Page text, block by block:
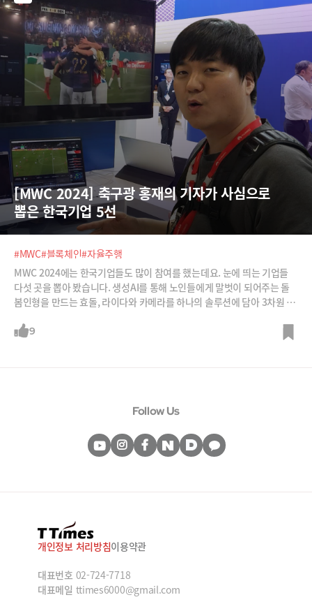
[MWC 2024] 축구광 홍재의 기자가 사심으로
뽑은 한국기업 5선
#MWC#블록체인#자율주행
MWC 2024에는 한국기업들도 많이 참여를 했는데요. 눈에 띄는 기업들
다섯 곳을 뽑아 봤습니다. 생성AI를 통해 노인들에게 말벗이 되어주는 돌
봄인형을 만드는 효돌, 라이다와 카메라를 하나의 솔루션에 담아 3차원 이
상황, 전술까지 실시간으로 인포그래픽으로 만들어 주는 에임브로드, 온디
9
Follow Us
개인정보 처리방침이용약관
대표번호 02-724-7718
대표메일 ttimes6000@gmail.com